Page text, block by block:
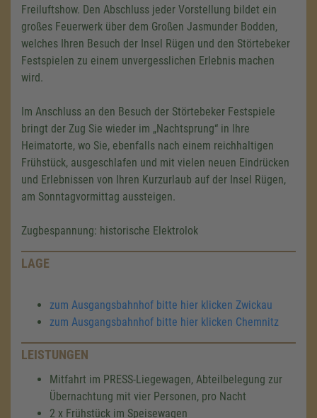
Freiluftshow. Den Abschluss jeder Vorstellung bildet ein
großes Feuerwerk über dem Großen Jasmunder Bodden,
welches Ihren Besuch der Insel Rügen und den Störtebeker
Festspielen zu einem unvergesslichen Erlebnis machen
wird.
Im Anschluss an den Besuch der Störtebeker Festspiele
bringt der Zug Sie wieder im „Nachtsprung“ in Ihre
Heimatorte, wo Sie, ebenfalls nach einem reichhaltigen
Frühstück, ausgeschlafen und mit vielen neuen Eindrücken
und Erlebnissen von Ihren Kurzurlaub auf der Insel Rügen,
am Sonntagvormittag aussteigen.
Zugbespannung: historische Elektrolok
LAGE
zum Ausgangsbahnhof bitte hier klicken Zwickau
zum Ausgangsbahnhof bitte hier klicken Chemnitz
LEISTUNGEN
Mitfahrt im PRESS-Liegewagen, Abteilbelegung zur
Übernachtung mit vier Personen, pro Nacht
2 x Frühstück im Speisewagen